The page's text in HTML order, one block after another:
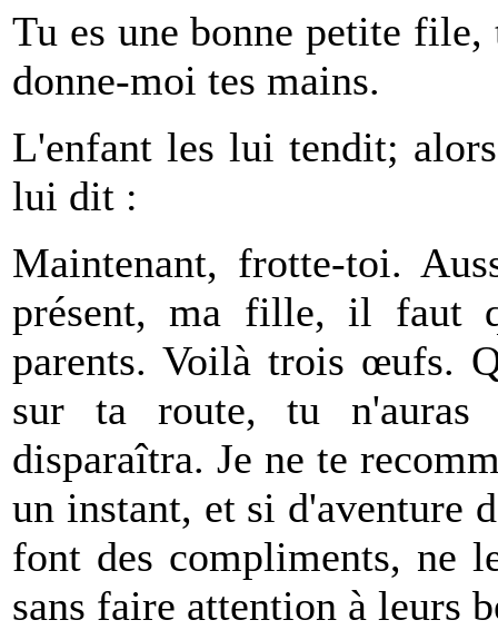
Tu es une bonne petite
donne-moi tes mains.
L'enfant les lui tendit;
lui dit :
Maintenant, frotte-toi.
présent, ma fille, il faut
parents. Voilà trois œufs.
sur ta route, tu n'auras
disparaîtra. Je ne te
un instant, et si d'aventure
font des compliments, ne
sans faire attention à leurs